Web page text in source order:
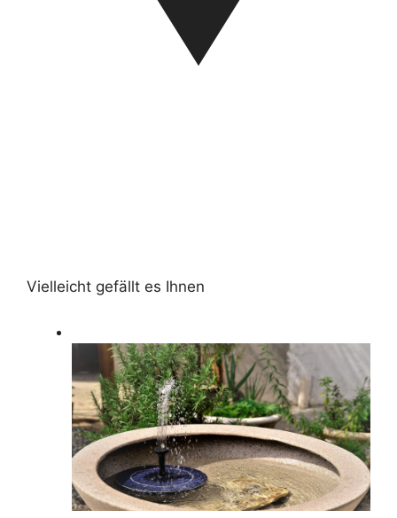
Vielleicht gefällt es Ihnen